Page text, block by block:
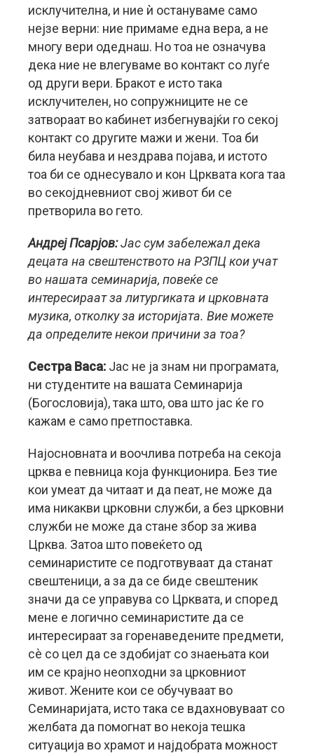
исклучителна, и ние ѝ остануваме само
нејзе верни: ние примаме една вера, а не
многу вери одеднаш. Но тоа не означува
дека ние не влегуваме во контакт со луѓе
од други вери. Бракот е исто така
исклучителен, но сопружниците не се
затвораат во кабинет избегнувајќи го секој
контакт со другите мажи и жени. Тоа би
била неубава и нездрава појава, и истото
тоа би се однесувало и кон Црквата кога таа
во секојдневниот свој живот би се
претворила во гето.
Андреј Псарјов:Јас сум забележал дека
децата на свештенството на РЗПЦ кои учат
во нашата семинарија, повеќе се
интересираат за литургиката и црковната
музика, отколку за историјата. Вие можете
да определите некои причини за тоа?
Сестра Васа: Јас не ја знам ни програмата,
ни студентите на вашата Семинарија
(Богословија), така што, ова што јас ќе го
кажам е само претпоставка.
Најосновната и воочлива потреба на секоја
црква е певница која функционира. Без тие
кои умеат да читаат и да пеат, не може да
има никакви црковни служби, а без црковни
служби не може да стане збор за жива
Црква. Затоа што повеќето од
семинаристите се подготвуваат да станат
свештеници, а за да се биде свештеник
значи да се управува со Црквата, и според
мене е логично семинаристите да се
интересираат за горенаведените предмети,
сè со цел да се здобијат со знаењата кои
им се крајно неопходни за црковниот
живот. Жените кои се обучуваат во
Семинаријата, исто така се вдахновуваат со
желбата да помогнат во некоја тешка
ситуација во храмот и најдобрата можност